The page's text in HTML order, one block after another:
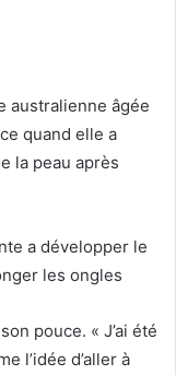
australienne âgée
quand elle a
la peau après
pouce. « J’ai été
l’idée d’aller à